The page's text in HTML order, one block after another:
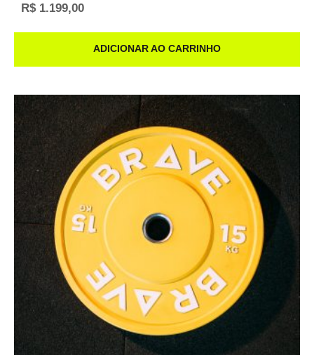
R$1.199,00
ADICIONAR AO CARRINHO